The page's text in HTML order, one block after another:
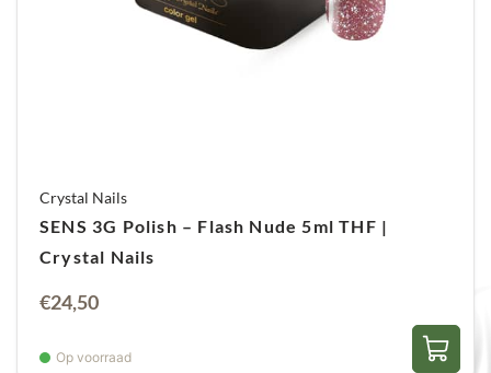
Crystal Nails
SENS 3G Polish – Flash Nude 5ml THF |
Crystal Nails
€24,50
Op voorraad